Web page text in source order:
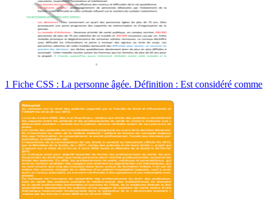
1 Fiche CSS : La personne âgée. Définition : Est considéré comme